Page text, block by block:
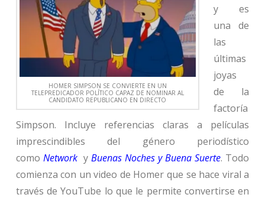
HOMER SIMPSON SE CONVIERTE EN UN
TELEPREDICADOR POLÍTICO CAPAZ DE NOMINAR AL
CANDIDATO REPUBLICANO EN DIRECTO
y es
una de
las
últimas
joyas
de la
factoría
Simpson. Incluye referencias claras a películas
imprescindibles del género periodístico
como Network y Buenas Noches y Buena Suerte. Todo
comienza con un video de Homer que se hace viral a
través de YouTube lo que le permite convertirse en